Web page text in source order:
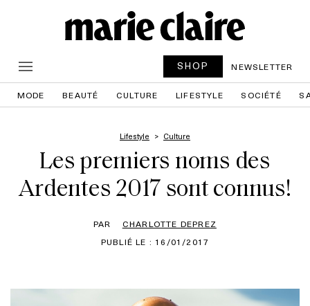
SHOP NEWSLETTER
MODE BEAUTÉ CULTURE LIFESTYLE SOCIÉTÉ
Lifestyle Culture
Les premiers noms des
Ardentes 2017 sont connus!
PAR
CHARLOTTE DEPREZ
PUBLIÉ LE : 16/01/2017